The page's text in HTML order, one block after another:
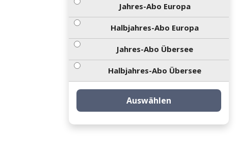
Jahres-Abo Europa
Halbjahres-Abo Europa
Jahres-Abo Übersee
Halbjahres-Abo Übersee
Auswählen